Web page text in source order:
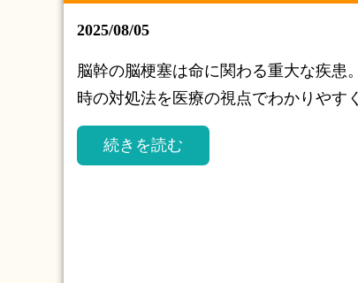
2025/08/05
脳幹の脳梗塞は命に関わる重大な疾患
時の対処法を医療の視点でわかりやす
続きを読む